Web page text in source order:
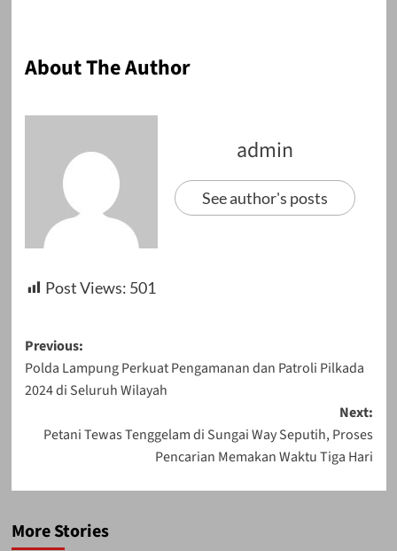
About The Author
admin
See author's posts
Post Views: 501
Post
navigation
Previous:
Polda Lampung Perkuat Pengamanan dan Patroli Pilkada
2024 di Seluruh Wilayah
Next:
Petani Tewas Tenggelam di Sungai Way Seputih, Proses
Pencarian Memakan Waktu Tiga Hari
More Stories